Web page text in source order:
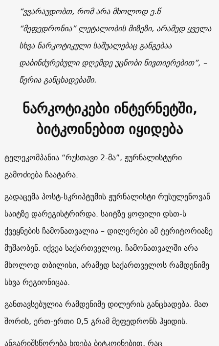
“ვვარაუდობთ, რომ არა მხოლოდ ე.წ
“მეფედრონია” ლეტალობის მიზეზი, არამედ ყველა
სხვა ნარკოტიკული საშუალებაც განგებაა
დაბინძურებული დღემდე უცნობი ნივთიერებით”, –
წერია განცხადებაში.
ნარკოტიკები ინტერნეტში,
ბიტკოინებით იყიდება
ტელეკომპანია “რუსთავი 2-მა”, ჟურნალისტური
გამოძიება ჩაატარა.
გადაცემა პოსტ-სკრიპტუმის ჟურნალისტი რუსულენოვან
საიტზე დარეგისტრირდა. საიტზე ყოფილი დსთ-ს
ქვეყნების ჩამონათვალია – დილერები ამ ტერიტორიაზე
მუშაობენ. იქვეა საქართველოც. ჩამონათვალში არა
მხოლოდ თბილისი, არამედ საქართველოს რამდენიმე
სხვა რეგიონიცაა.
განთავსებულია რამდენიმე დილერის განცხადება. მათ
შორის, ერთ-ერთი 0,5 გრამ მეფედრონს ჰყიდის.
ანგარიშსწორება ხდება ბიტკოინებით, რაც